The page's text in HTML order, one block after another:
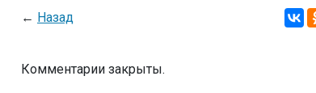
← Назад
Комментарии закрыты.